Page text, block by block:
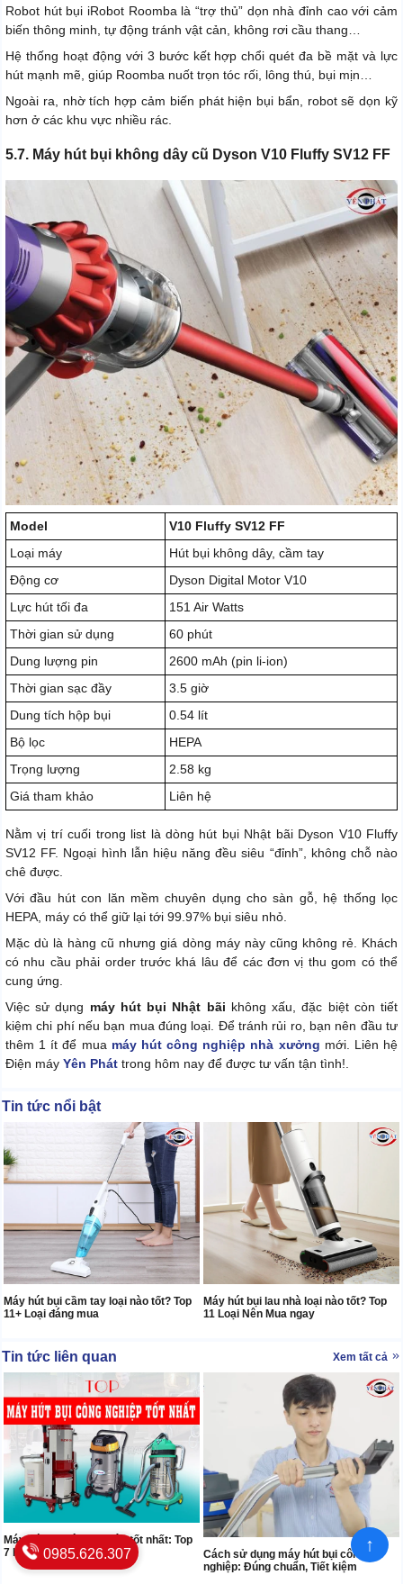
Robot hút bụi iRobot Roomba là “trợ thủ” dọn nhà đỉnh cao với cảm
biến thông minh, tự động tránh vật cản, không rơi cầu thang…
Hệ thống hoạt động với 3 bước kết hợp chổi quét đa bề mặt và lực
hút mạnh mẽ, giúp Roomba nuốt trọn tóc rối, lông thú, bụi mịn…
Ngoài ra, nhờ tích hợp cảm biến phát hiện bụi bẩn, robot sẽ dọn kỹ
hơn ở các khu vực nhiều rác.
5.7. Máy hút bụi không dây cũ Dyson V10 Fluffy SV12 FF
Model
V10 Fluffy SV12 FF
Loại máy
Hút bụi không dây, cầm tay
Động cơ
Dyson Digital Motor V10
Lực hút tối đa
151 Air Watts
Thời gian sử dụng
60 phút
Dung lượng pin
2600 mAh (pin li-ion)
Thời gian sạc đầy
3.5 giờ
Dung tích hộp bụi
0.54 lít
Bộ lọc
HEPA
Trọng lượng
2.58 kg
Giá tham khảo
Liên hệ
Nằm vị trí cuối trong list là dòng hút bụi Nhật bãi Dyson V10 Fluffy
SV12 FF. Ngoại hình lẫn hiệu năng đều siêu “đỉnh”, không chỗ nào
chê được.
Với đầu hút con lăn mềm chuyên dụng cho sàn gỗ, hệ thống lọc
HEPA, máy có thể giữ lại tới 99.97% bụi siêu nhỏ.
Mặc dù là hàng cũ nhưng giá dòng máy này cũng không rẻ. Khách
có nhu cầu phải order trước khá lâu để các đơn vị thu gom có thể
cung ứng.
Việc sử dụng máy hút bụi Nhật bãi không xấu, đặc biệt còn tiết
kiệm chi phí nếu bạn mua đúng loại. Để tránh rủi ro, bạn nên đầu tư
thêm 1 ít để mua máy hút công nghiệp nhà xưởng mới. Liên hệ
Điện máy Yên Phát trong hôm nay để được tư vấn tận tình!.
Tin tức nổi bật
Máy hút bụi cầm tay loại nào tốt? Top
11+ Loại đáng mua
Máy hút bụi lau nhà loại nào tốt? Top
11 Loại Nên Mua ngay
Tin tức liên quan Xem tất cả
Máy hút bụi công nghiệp tốt nhất: Top
7 loại "Nên Mua Ngay"
Cách sử dụng máy hút bụi công
nghiệp: Đúng chuẩn, Tiết kiệm
0985.626.307 ↑